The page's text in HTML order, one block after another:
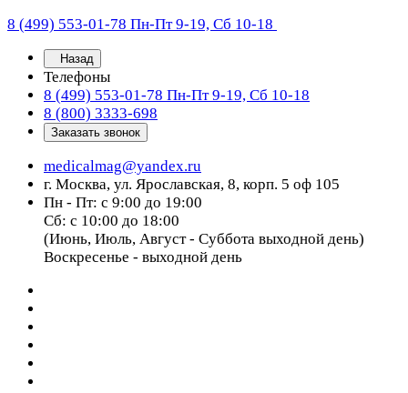
8 (499) 553-01-78 Пн-Пт 9-19, Сб 10-18
Назад
Телефоны
8 (499) 553-01-78 Пн-Пт 9-19, Сб 10-18
8 (800) 3333-698
Заказать звонок
medicalmag@yandex.ru
г. Москва, ул. Ярославская, 8, корп. 5 оф 105
Пн - Пт: с 9:00 до 19:00
Сб: с 10:00 до 18:00
(Июнь, Июль, Август - Суббота выходной день)
Воскресенье - выходной день